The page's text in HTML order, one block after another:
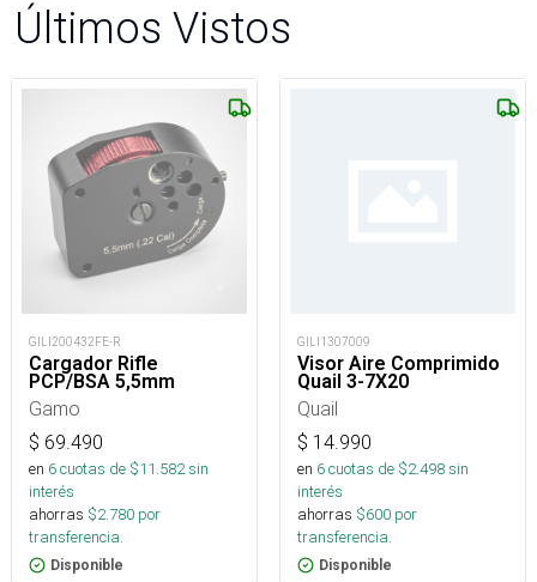
Últimos Vistos
GILI200432FE-R
Cargador Rifle
PCP/BSA 5,5mm
Gamo
$ 69.490
en 6cuotas de $11.582sin
interés
ahorras $2.780 por
transferencia.
Disponible
GILI1307009
Visor Aire Comprimido
Quail 3-7X20
Quail
$ 14.990
en 6cuotas de $2.498sin
interés
ahorras $600 por
transferencia.
Disponible